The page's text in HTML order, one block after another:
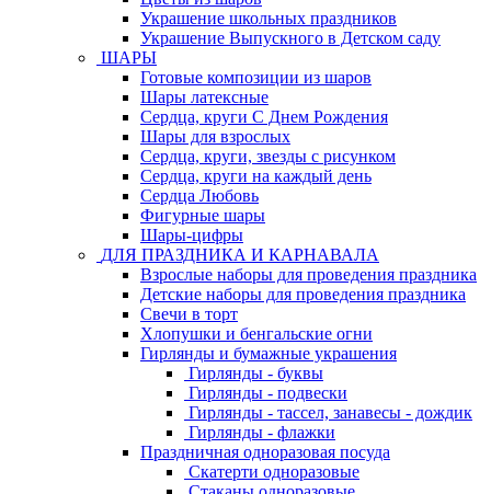
Украшение школьных праздников
Украшение Выпускного в Детском саду
ШАРЫ
Готовые композиции из шаров
Шары латексные
Сердца, круги С Днем Рождения
Шары для взрослых
Сердца, круги, звезды с рисунком
Сердца, круги на каждый день
Сердца Любовь
Фигурные шары
Шары-цифры
ДЛЯ ПРАЗДНИКА И КАРНАВАЛА
Взрослые наборы для проведения праздника
Детские наборы для проведения праздника
Свечи в торт
Хлопушки и бенгальские огни
Гирлянды и бумажные украшения
Гирлянды - буквы
Гирлянды - подвески
Гирлянды - тассел, занавесы - дождик
Гирлянды - флажки
Праздничная одноразовая посуда
Скатерти одноразовые